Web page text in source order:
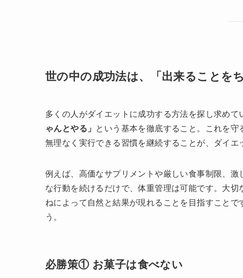
世の中の成功法は、「出来ることを
多くの人がダイエットに成功する方法を探し求めて
ゃんとやる」 という基本を徹底すること。これを
無理なく実行できる習慣を継続することが、ダイエ
例えば、高価なサプリメントや厳しい食事制限、
な行動を続けるだけで、体重管理は可能です。大
ねによって自然と結果が現れることを目指すこと
う。
必勝策① お菓子は食べない